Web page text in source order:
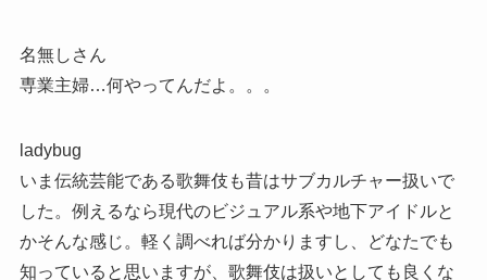
名無しさん
専業主婦…何やってんだよ。。。
ladybug
いま伝統芸能である歌舞伎も昔はサブカルチャー扱いで
した。例えるなら現代のビジュアル系や地下アイドルと
かそんな感じ。軽く調べれば分かりますし、どなたでも
知っていると思いますが、歌舞伎は扱いとしても良くな